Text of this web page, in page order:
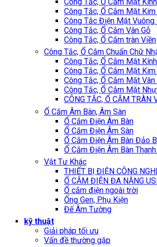
Công Tắc, Ổ Cắm Mặt
Công Tắc Điện Mặt Vuông
Công Tắc, Ổ Cắm Vân Gỗ
Công Tắc, Ổ Cắm tràn Viền
Công Tắc, Ổ Cắm Chuẩn Chữ
Công Tắc, Ổ Cắm Mặt
Công Tắc, Ổ Cắm Mặt
Công Tắc, Ổ Cắm Mặt Vân
Công Tắc, Ổ Cắm Mặt
CÔNG TẮC, Ổ CẮM TRÀN
Ổ Cắm Âm Bàn, Âm Sàn
Ổ Cắm Điện Âm Bàn
Ổ Cắm Điện Âm Sàn
Ổ Cắm Điện Âm Bàn Đảo
Ổ Cắm Điện Âm Bàn
Vật Tư Khác
THIẾT BỊ ĐIỆN CÔNG
Ổ CẮM ĐIỆN ĐA NĂNG
Ổ cắm điện ngoài trời
Ống Gen, Phụ Kiện
Đế Âm Tường
kỹ thuật
Giải pháp tối ưu
Vấn đề thường gặp